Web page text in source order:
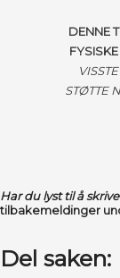
DENNE
STØTTE
Har du lyst til å
tilbakemeldinger
Del saken: